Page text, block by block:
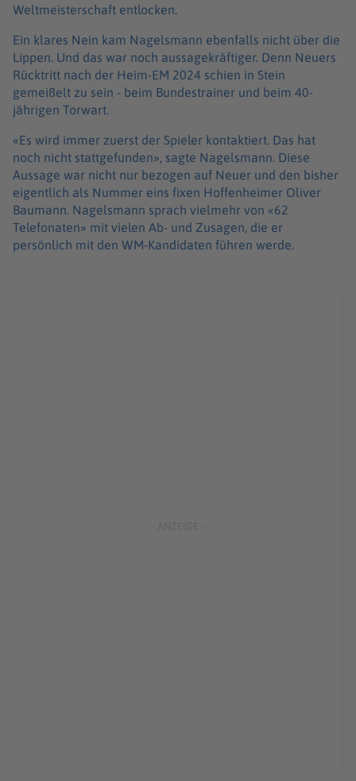
Weltmeisterschaft entlocken.
Ein klares Nein kam Nagelsmann ebenfalls nicht über die
Lippen. Und das war noch aussagekräftiger. Denn Neuers
Rücktritt nach der Heim-EM 2024 schien in Stein
gemeißelt zu sein - beim Bundestrainer und beim 40-
jährigen Torwart.
«Es wird immer zuerst der Spieler kontaktiert. Das hat
noch nicht stattgefunden», sagte Nagelsmann. Diese
Aussage war nicht nur bezogen auf Neuer und den bisher
eigentlich als Nummer eins fixen Hoffenheimer Oliver
Baumann. Nagelsmann sprach vielmehr von «62
Telefonaten» mit vielen Ab- und Zusagen, die er
persönlich mit den WM-Kandidaten führen werde.